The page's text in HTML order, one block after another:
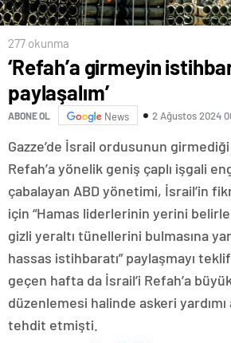
277 okunma
‘Refah’a girmeyin
paylaşalım’
ABONE OL News 2 Ağustos 2024
Gazze’de İsrail ordusunun
Refah’a yönelik geniş çaplı işgali
çabalayan ABD yönetimi, İsrail’in
için “Hamas liderlerinin yerini
gizli yeraltı tünellerini bulmasına
hassas istihbaratı” paylaşmayı
geçen hafta da İsrail’i Refah’a
düzenlemesi halinde askeri yardımı
tehdit etmişti.